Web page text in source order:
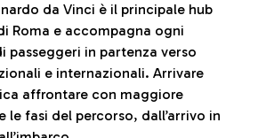
da Vinci è il principale hub
Roma e accompagna ogni
passeggeri in partenza verso
e internazionali. Arrivare
affrontare con maggiore
fasi del percorso, dall’arrivo in